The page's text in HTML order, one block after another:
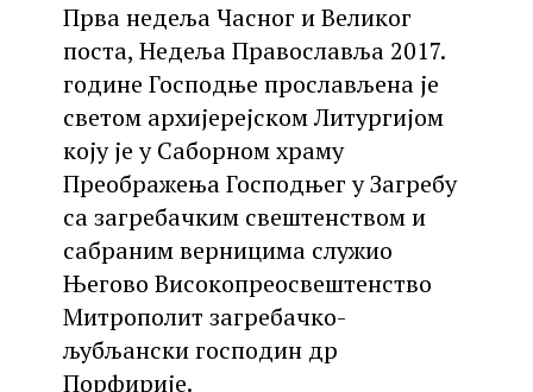
Прва недеља Часног и Великог
поста, Недеља Православља 2017.
године Господње прослављена је
светом архијерејском Литургијом
коју је у Саборном храму
Преображења Господњег у Загребу
са загребачким свештенством и
сабраним верницима служио
Његово Високопреосвештенство
Митрополит загребачко-
љубљански господин др
Порфирије.